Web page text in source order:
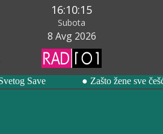
16:10:16
Subota
8 Avg 2026